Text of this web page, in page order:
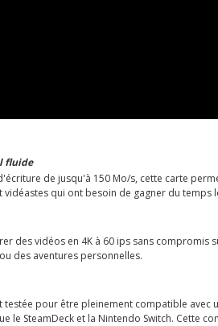
fluide
de jusqu'à 150 Mo/s, cette carte
vidéastes qui ont besoin de gagner du
des vidéos en 4K à 60 ips sans
des aventures personnelles.
testée pour être pleinement compatible
le SteamDeck et la Nintendo Switch. Cette